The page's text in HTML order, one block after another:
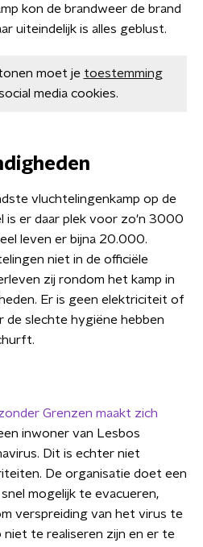
kon de brandweer de brand
uiteindelijk is alles geblust.
moet je toestemming
media cookies.
vluchtelingenkamp op de
is er daar plek voor zo'n 3000
leven er bijna 20.000.
niet in de officiële
zij rondom het kamp in
Er is geen elektriciteit of
slechte hygiëne hebben
Grenzen maakt zich
inwoner van Lesbos
Dit is echter niet
De organisatie doet een
mogelijk te evacueren,
verspreiding van het virus te
te realiseren zijn en er te